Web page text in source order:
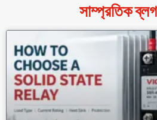
সাম্প্রতিক